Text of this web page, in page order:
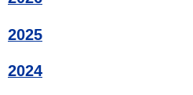
2025
2024